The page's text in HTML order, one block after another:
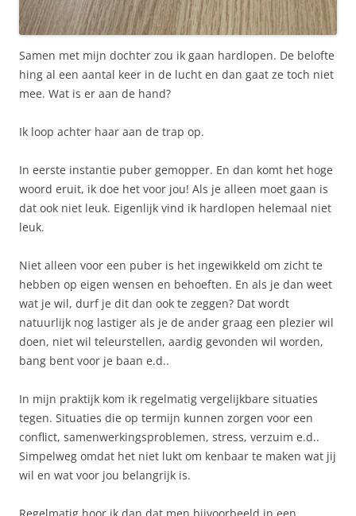
Samen met mijn dochter zou ik gaan hardlopen. De belofte
hing al een aantal keer in de lucht en dan gaat ze toch niet
mee. Wat is er aan de hand?
Ik loop achter haar aan de trap op.
In eerste instantie puber gemopper. En dan komt het hoge
woord eruit, ik doe het voor jou! Als je alleen moet gaan is
dat ook niet leuk. Eigenlijk vind ik hardlopen helemaal niet
leuk.
Niet alleen voor een puber is het ingewikkeld om zicht te
hebben op eigen wensen en behoeften. En als je dan weet
wat je wil, durf je dit dan ook te zeggen? Dat wordt
natuurlijk nog lastiger als je de ander graag een plezier wil
doen, niet wil teleurstellen, aardig gevonden wil worden,
bang bent voor je baan e.d..
In mijn praktijk kom ik regelmatig vergelijkbare situaties
tegen. Situaties die op termijn kunnen zorgen voor een
conflict, samenwerkingsproblemen, stress, verzuim e.d..
Simpelweg omdat het niet lukt om kenbaar te maken wat jij
wil en wat voor jou belangrijk is.